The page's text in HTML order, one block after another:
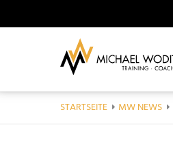
STARTSEITE MW NEWS